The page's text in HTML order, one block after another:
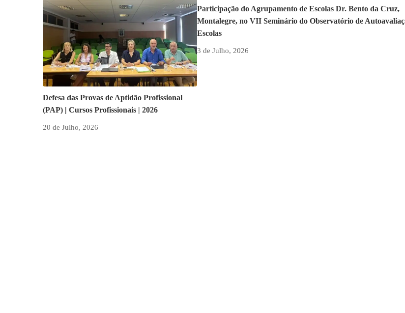
Defesa das Provas de Aptidão Profissional
(PAP) | Cursos Profissionais | 2026
20 de Julho, 2026
Participação do Agrupamento de Escolas Dr. Bento da Cruz,
Montalegre, no VII Seminário do Observatório de
Escolas
3 de Julho, 2026